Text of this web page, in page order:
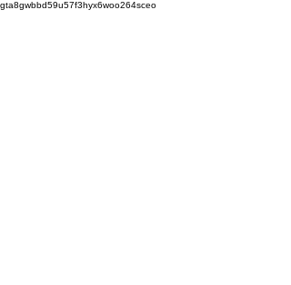
gta8gwbbd59u57f3hyx6woo264sceo